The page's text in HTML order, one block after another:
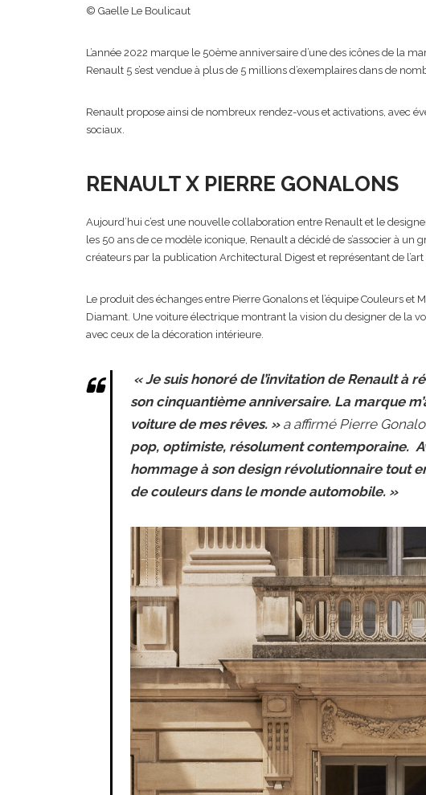
© Gaelle Le Boulicaut
L’année 2022 marque le 50ème anniversaire d’une des icônes de la
Renault 5 s’est vendue à plus de 5 millions d’exemplaires dans de
Renault propose ainsi de nombreux rendez-vous et activations, avec
sociaux.
RENAULT X PIERRE GONALONS
Aujourd’hui c’est une nouvelle collaboration entre Renault et le
les 50 ans de ce modèle iconique, Renault a décidé de s’associer à
créateurs par la publication Architectural Digest et représentant de l’art
Le produit des échanges entre Pierre Gonalons et l’équipe Couleurs
Diamant. Une voiture électrique montrant la vision du designer de la
avec ceux de la décoration intérieure.
« Je suis honoré de l’invitation de Renault à
son cinquantième anniversaire. La marque
voiture de mes rêves. »a affirmé Pierre
pop, optimiste, résolument contemporaine.
hommage à son design révolutionnaire tout
de couleurs dans le monde automobile. »